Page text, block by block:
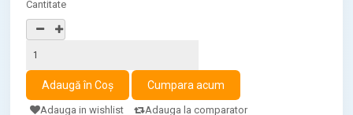
Cantitate
Adauga in wishlist Adauga la comparator